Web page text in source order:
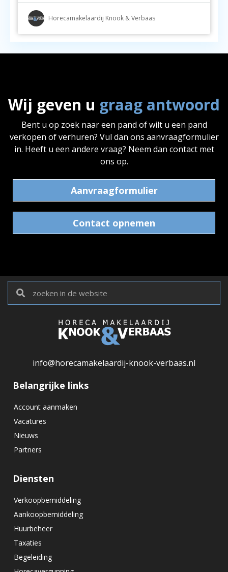
Horecamakelaardij Knook & Verbaas
Wij geven u graag antwoord
Bent u op zoek naar een pand of wilt u een pand
verkopen of verhuren? Vul dan ons aanvraagformulier
in. Heeft u een andere vraag? Neem dan contact met
ons op.
Aanvraagformulier
Contact opnemen
info@horecamakelaardij-knook-verbaas.nl
Belangrijke links
Account aanmaken
Vacatures
Nieuws
Partners
Diensten
Verkoopbemiddeling
Aankoopbemiddeling
Huurbeheer
Taxaties
Begeleiding